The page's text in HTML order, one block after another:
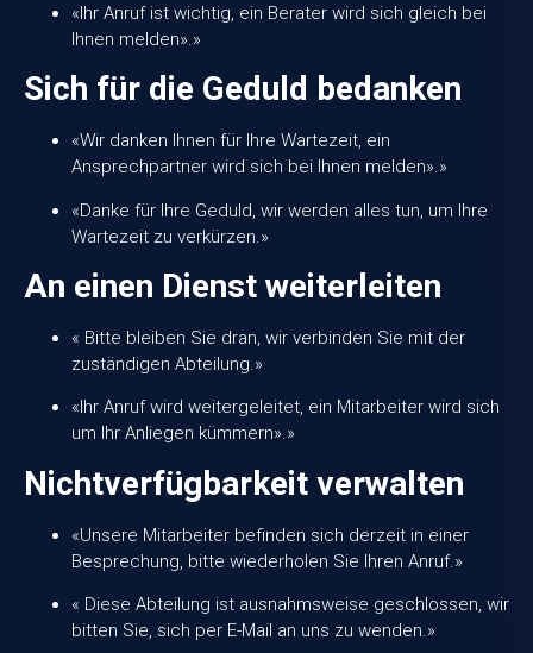
«Ihr Anruf ist wichtig, ein Berater wird sich gleich bei
Ihnen melden».»
Sich für die Geduld bedanken
«Wir danken Ihnen für Ihre Wartezeit, ein
Ansprechpartner wird sich bei Ihnen melden».»
«Danke für Ihre Geduld, wir werden alles tun, um Ihre
Wartezeit zu verkürzen.»
An einen Dienst weiterleiten
« Bitte bleiben Sie dran, wir verbinden Sie mit der
zuständigen Abteilung.»
«Ihr Anruf wird weitergeleitet, ein Mitarbeiter wird sich
um Ihr Anliegen kümmern».»
Nichtverfügbarkeit verwalten
«Unsere Mitarbeiter befinden sich derzeit in einer
Besprechung, bitte wiederholen Sie Ihren Anruf.»
« Diese Abteilung ist ausnahmsweise geschlossen, wir
bitten Sie, sich per E-Mail an uns zu wenden.»